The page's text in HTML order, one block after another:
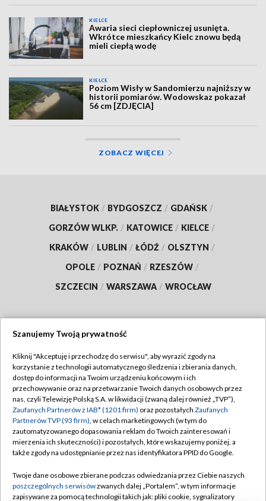
KIELCE
Awaria sieci ciepłowniczej usunięta.
Wkrótce mieszkańcy Kielc znowu będą
mieli ciepłą wodę
KIELCE
Poziom Wisły w Sandomierzu najniższy w
historii pomiarów. Wodowskaz pokazał
56 cm [ZDJĘCIA]
ZOBACZ WIĘCEJ
BIAŁYSTOK / BYDGOSZCZ / GDAŃSK /
GORZÓW WLKP. / KATOWICE / KIELCE /
KRAKÓW / LUBLIN / ŁÓDŹ / OLSZTYN /
OPOLE / POZNAŃ / RZESZÓW /
SZCZECIN / WARSZAWA / WROCŁAW
TVP
Abonament TVP
Emisja w TVP
Centrum informacji TVP
Naziemna Telewizja Cyfrowa
Rada Programowa
Regulamin TVP
Polityka prywatności
Moje zgody
Pomoc
Kontakt
Szanujemy Twoją prywatność
Kliknij "Akceptuję i przechodzę do serwisu", aby wyrazić zgody na
korzystanie z technologii automatycznego śledzenia i zbierania danych,
dostęp do informacji na Twoim urządzeniu końcowym i ich
przechowywanie oraz na przetwarzanie Twoich danych osobowych przez
nas, czyli Telewizję Polską S.A. w likwidacji (zwaną dalej również „TVP”),
Zaufanych Partnerów z IAB* (1201 firm) oraz pozostałych Zaufanych
Partnerów TVP (93 firm), w celach marketingowych (w tym do
zautomatyzowanego dopasowania reklam do Twoich zainteresowań i
mierzenia ich skuteczności) i pozostałych, które wskazujemy poniżej, a
także zgody na udostępnianie przez nas identyfikatora PPID do Google.
Twoje dane osobowe zbierane podczas odwiedzania przez Ciebie naszych
poszczególnych serwisówzwanych dalej „Portalem”, w tym informacje
zapisywane za pomocą technologii takich jak: pliki cookie, sygnalizatory